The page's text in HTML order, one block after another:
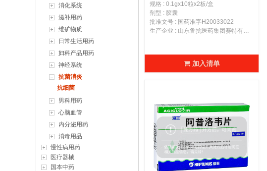
消化系统
滋补用药
维矿物质
日常生活用药
妇科产品用药
神经系统
抗菌消炎
抗细菌
男科用药
心脑血管
内分泌用药
消毒用品
慢性病用药
医疗器械
国本中药
规格 : 0.1gx10粒x2板/盒
剂型 : 胶囊
批准文号 : 国药准字H20033022
生产企业 : 山东鲁抗医药集团赛特有限责任公司
加入清单